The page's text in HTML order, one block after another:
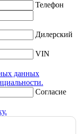
Телефон
Дилерский
VIN
данных
Согласие